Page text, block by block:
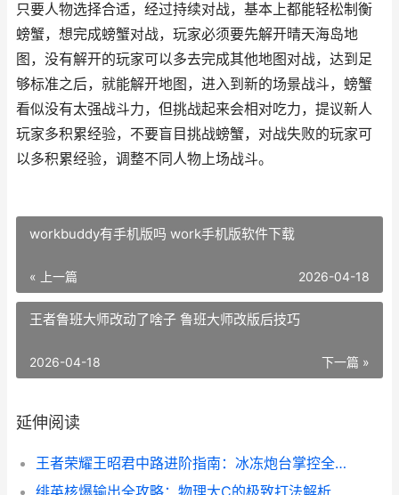
只要人物选择合适，经过持续对战，基本上都能轻松制衡
螃蟹，想完成螃蟹对战，玩家必须要先解开晴天海岛地
图，没有解开的玩家可以多去完成其他地图对战，达到足
够标准之后，就能解开地图，进入到新的场景战斗，螃蟹
看似没有太强战斗力，但挑战起来会相对吃力，提议新人
玩家多积累经验，不要盲目挑战螃蟹，对战失败的玩家可
以多积累经验，调整不同人物上场战斗。
workbuddy有手机版吗 work手机版软件下载
« 上一篇 2026-04-18
王者鲁班大师改动了啥子 鲁班大师改版后技巧
下一篇 »
2026-04-18
延伸阅读
王者荣耀王昭君中路进阶指南：冰冻炮台掌控全场！
绯英核爆输出全攻略：物理大C的极致打法解析